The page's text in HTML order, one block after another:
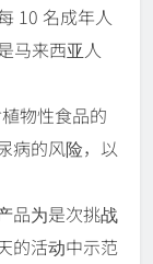
10 名成年人
马来西亚人
物性食品的
病的风险，以
品为是次挑战
的活动中示范